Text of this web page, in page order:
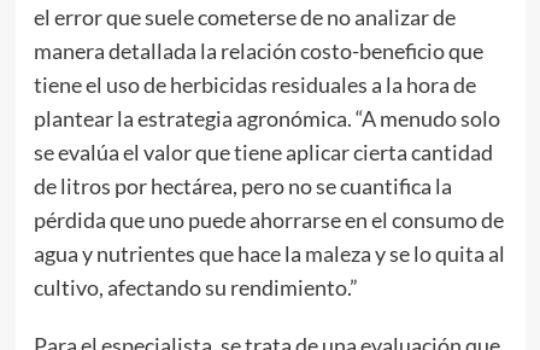
el error que suele cometerse de no analizar de
manera detallada la relación costo-beneficio que
tiene el uso de herbicidas residuales a la hora de
plantear la estrategia agronómica. “A menudo solo
se evalúa el valor que tiene aplicar cierta cantidad
de litros por hectárea, pero no se cuantifica la
pérdida que uno puede ahorrarse en el consumo de
agua y nutrientes que hace la maleza y se lo quita al
cultivo, afectando su rendimiento.”